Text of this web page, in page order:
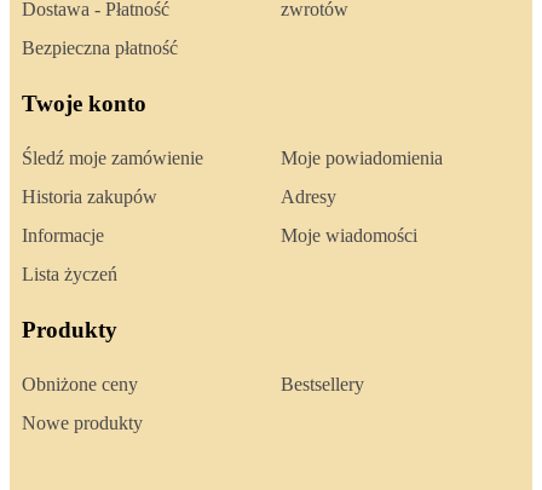
Dostawa - Płatność
Bezpieczna płatność
zwrotów
Twoje konto
Śledź moje zamówienie
Historia zakupów
Informacje
Lista życzeń
Moje powiadomienia
Adresy
Moje wiadomości
Produkty
Obniżone ceny
Nowe produkty
Bestsellery